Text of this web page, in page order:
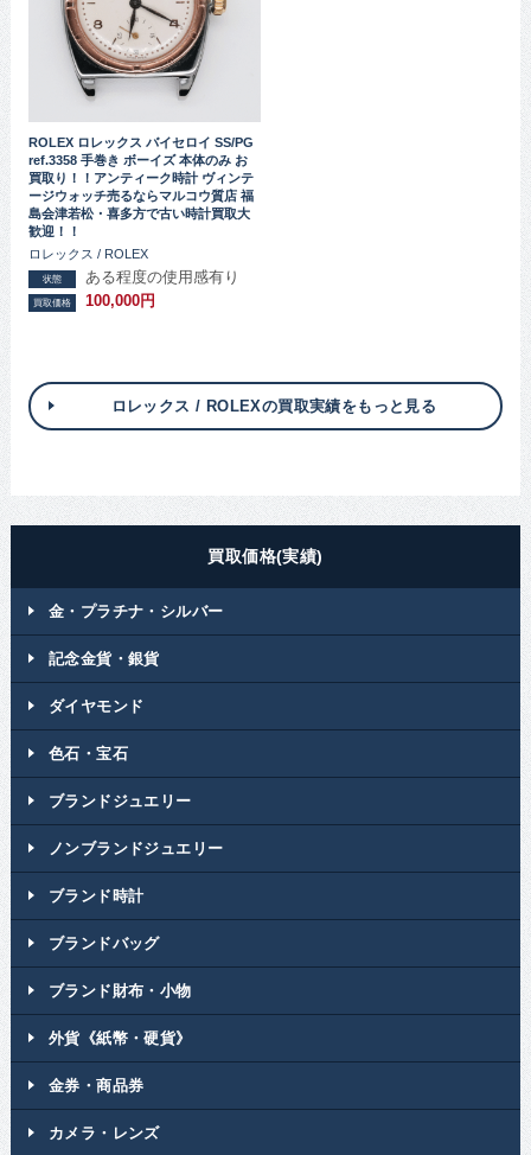
ROLEX ロレックス バイセロイ SS/PG
ref.3358 手巻き ボーイズ 本体のみ お
買取り！！アンティーク時計 ヴィンテ
ージウォッチ売るならマルコウ質店 福
島会津若松・喜多方で古い時計買取大
歓迎！！
ロレックス / ROLEX
状態 ある程度の使用感有り
買取価格 100,000円
ロレックス / ROLEXの買取実績をもっと見る
買取価格(実績)
金・プラチナ・シルバー
記念金貨・銀貨
ダイヤモンド
色石・宝石
ブランドジュエリー
ノンブランドジュエリー
ブランド時計
ブランドバッグ
ブランド財布・小物
外貨《紙幣・硬貨》
金券・商品券
カメラ・レンズ